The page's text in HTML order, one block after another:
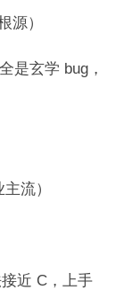
源）
是玄学 bug，
流）
近 C，上手